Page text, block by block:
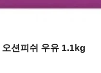
션피쉬 우유 1.1kg